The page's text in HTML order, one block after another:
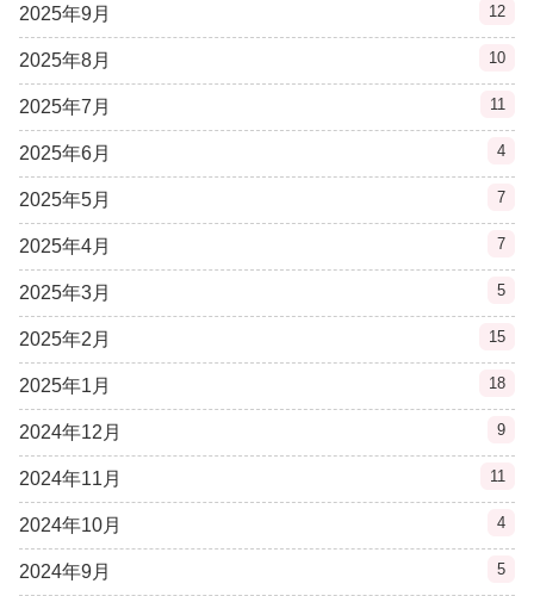
2025年9月 12
2025年8月 10
2025年7月 11
2025年6月 4
2025年5月 7
2025年4月 7
2025年3月 5
2025年2月 15
2025年1月 18
2024年12月 9
2024年11月 11
2024年10月 4
2024年9月 5